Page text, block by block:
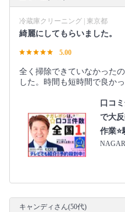
冷蔵庫クリーニング | 東京都
綺麗にしてもらいました。
5.00
全く掃除できていなかった
した。時間も短時間で良かっ
口コ
で大
作業⭐
キャンディさん(50代)